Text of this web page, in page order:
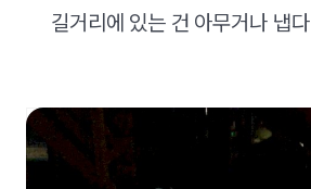
길거리에 있는 건 아무거나 냅